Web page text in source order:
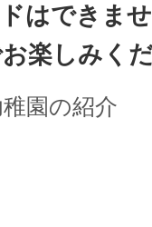
はできま
楽しみく
園の紹介